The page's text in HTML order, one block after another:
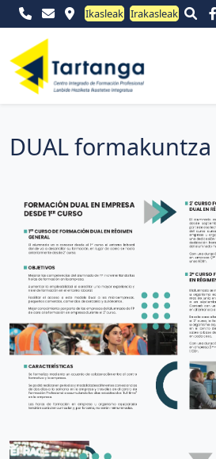
Ikasleak Irakasleak
DUAL formakuntza